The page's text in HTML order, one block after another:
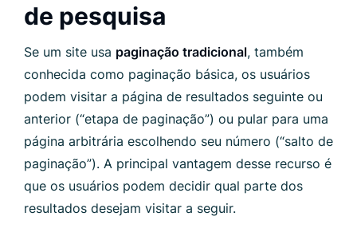
de pesquisa
Se um site usa paginação tradicional, também
conhecida como paginação básica, os usuários
podem visitar a página de resultados seguinte ou
anterior (“etapa de paginação”) ou pular para uma
página arbitrária escolhendo seu número (“salto de
paginação”). A principal vantagem desse recurso é
que os usuários podem decidir qual parte dos
resultados desejam visitar a seguir.